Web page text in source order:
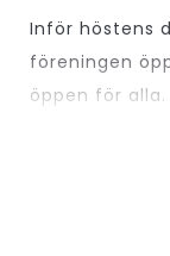
Inför höstens
föreningen
öppen för